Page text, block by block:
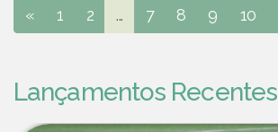
« 1 2 ... 7 8 9 10
Lançamentos Recentes